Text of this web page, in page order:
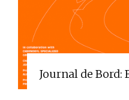
Journal de Bord: